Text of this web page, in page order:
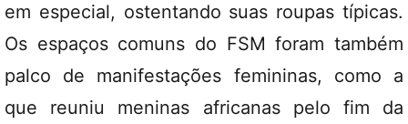
em especial, ostentando suas roupas típicas.
Os espaços comuns do FSM foram também
palco de manifestações femininas, como a
que reuniu meninas africanas pelo fim da